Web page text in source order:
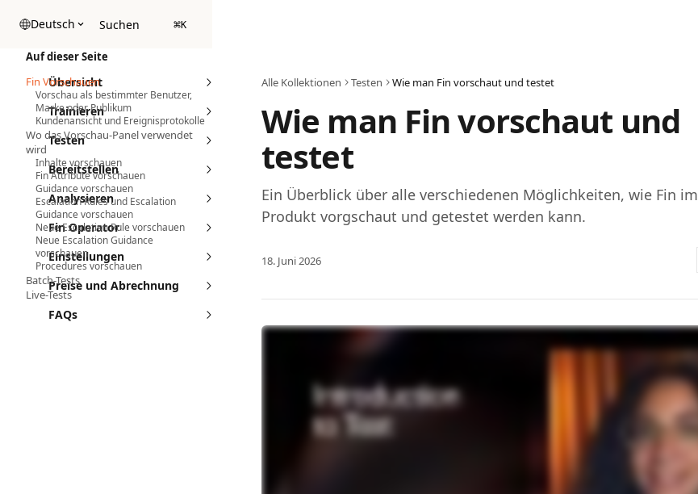
Deutsch Suchen ⌘K
Übersicht
Trainieren
Testen
Bereitstellen
Analysieren
Fin Operator
Einstellungen
Preise und Abrechnung
FAQs
Alle Kollektionen Testen Wie man Fin vorschaut und testet
Wie man Fin vorschaut und
testet
Ein Überblick über alle verschiedenen Möglichkeiten, wie Fin im
Produkt vorgschaut und getestet werden kann.
18. Juni 2026
Auf dieser Seite
Fin Vorschauen
Vorschau als bestimmter Benutzer,
Marke oder Publikum
Kundenansicht und Ereignisprotokolle
Wo das Vorschau-Panel verwendet
wird
Inhalte vorschauen
Fin Attribute vorschauen
Guidance vorschauen
Escalation Rules und Escalation
Guidance vorschauen
Neue Escalation Rule vorschauen
Neue Escalation Guidance
vorschauen
Procedures vorschauen
Batch-Tests
Live-Tests